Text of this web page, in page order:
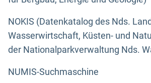
NOKIS (Datenkatalog des Nds.
Wasserwirtschaft, Küsten- und
der Nationalparkverwaltung Nds.
NUMIS-Suchmaschine